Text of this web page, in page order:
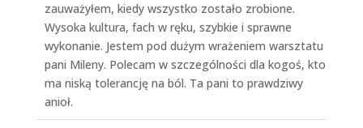
zauważyłem, kiedy wszystko zostało zrobione.
Wysoka kultura, fach w ręku, szybkie i sprawne
wykonanie. Jestem pod dużym wrażeniem warsztatu
pani Mileny. Polecam w szczególności dla kogoś, kto
ma niską tolerancję na ból. Ta pani to prawdziwy
anioł.